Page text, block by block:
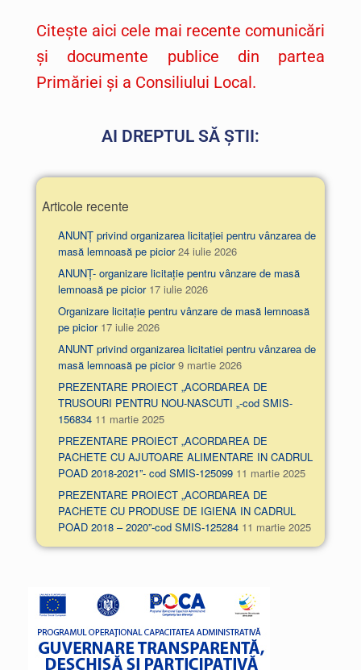
Citește aici cele mai recente comunicări
și documente publice din partea
Primăriei și a Consiliului Local.
AI DREPTUL SĂ ȘTII:
Articole recente
ANUNȚ privind organizarea licitației pentru vânzarea de
masă lemnoasă pe picior 24 iulie 2026
ANUNȚ- organizare licitație pentru vânzare de masă
lemnoasă pe picior 17 iulie 2026
Organizare licitație pentru vânzare de masă lemnoasă
pe picior 17 iulie 2026
ANUNT privind organizarea licitatiei pentru vânzarea de
masă lemnoasă pe picior 9 martie 2026
PREZENTARE PROIECT „ACORDAREA DE
TRUSOURI PENTRU NOU-NASCUTI „-cod SMIS-
156834 11 martie 2025
PREZENTARE PROIECT „ACORDAREA DE
PACHETE CU AJUTOARE ALIMENTARE IN CADRUL
POAD 2018-2021”- cod SMIS-125099 11 martie 2025
PREZENTARE PROIECT „ACORDAREA DE
PACHETE CU PRODUSE DE IGIENA IN CADRUL
POAD 2018 – 2020”-cod SMIS-125284 11 martie 2025